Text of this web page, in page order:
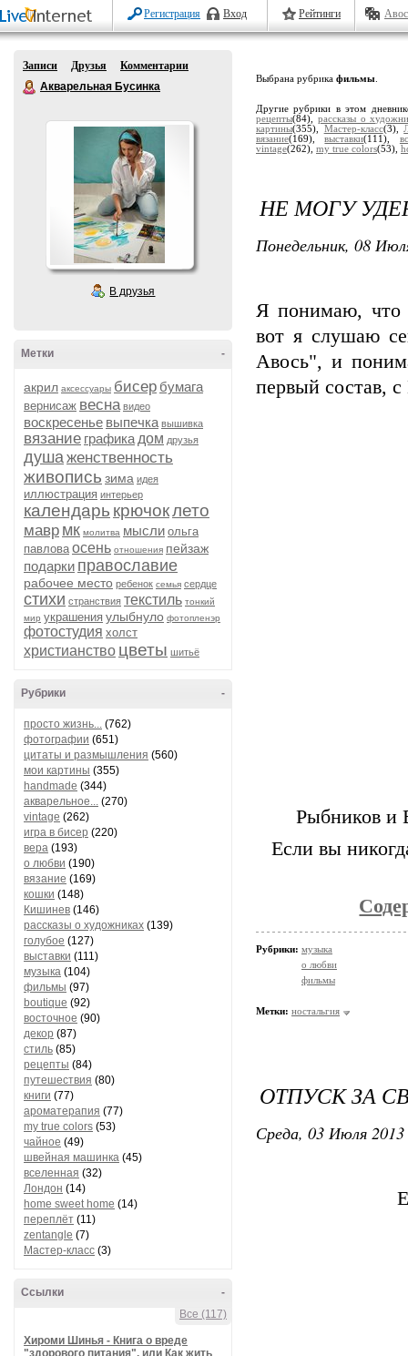
Регистрация Вход Рейтинги
Записи Друзья
Комментарии
Акварельная Бусинка
В друзья
-
Метки
акрил аксессуары бисер бумага
вернисаж весна видео
воскресенье выпечка вышивка
вязание графика дом друзья
душаженственность
живопись зима идея
иллюстрация интерьер
календарь крючоклето
мавр мк молитва мысли ольга
павлова осень отношения пейзаж
подарки православие
рабочее место ребенок семья сердце
стихи странствия текстиль тонкий
мир украшения улыбнуло фотопленэр
фотостудия холст
христианство цветы шитьё
-
Рубрики
просто жизнь... (762)
фотографии (651)
цитаты и размышления (560)
мои картины (355)
handmade (344)
акварельное... (270)
vintage (262)
игра в бисер (220)
вера (193)
о любви (190)
вязание (169)
кошки (148)
Кишинев (146)
рассказы о художниках (139)
голубое (127)
выставки (111)
музыка (104)
фильмы (97)
boutique (92)
восточное (90)
декор (87)
стиль (85)
рецепты (84)
путешествия (80)
книги (77)
ароматерапия (77)
my true colors (53)
чайное (49)
швейная машинка (45)
вселенная (32)
Лондон (14)
home sweet home (14)
переплёт (11)
zentangle (7)
Мастер-класс (3)
-
Ссылки
Все (117)
Хироми Шинья - Книга о вреде
"здорового питания", или Как жить
Выбрана рубрика фильмы
Другие рубрики в этом
рецепты(84), рассказы о
картины(355), Мастер-класс(3),
вязание(169),выставки(111),
vintage(262), my true colors(53),
НЕ МОГУ
Понедельник, 08
Я понимаю, что
вот я слушаю
Авось", и
первый состав,
Рыбников и
Если вы
Рубрики: музыка
о любви
фильмы
Метки: ностальгия
ОТПУСК ЗА
Среда, 03 Июля